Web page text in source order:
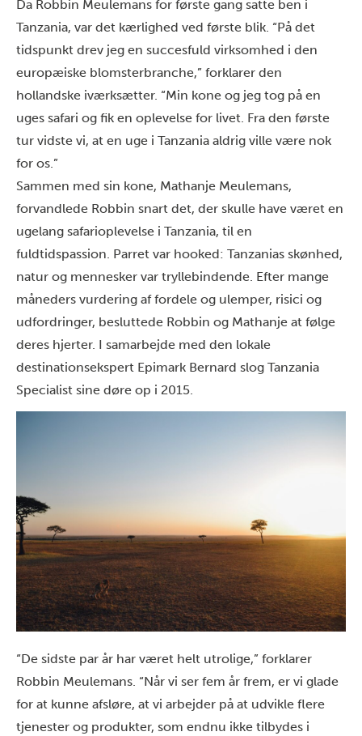
Da Robbin Meulemans for første gang satte ben i
Tanzania, var det kærlighed ved første blik. “På det
tidspunkt drev jeg en succesfuld virksomhed i den
europæiske blomsterbranche,” forklarer den
hollandske iværksætter. “Min kone og jeg tog på en
uges safari og fik en oplevelse for livet. Fra den første
tur vidste vi, at en uge i Tanzania aldrig ville være nok
for os.”
Sammen med sin kone, Mathanje Meulemans,
forvandlede Robbin snart det, der skulle have været en
ugelang safarioplevelse i Tanzania, til en
fuldtidspassion. Parret var hooked: Tanzanias skønhed,
natur og mennesker var tryllebindende. Efter mange
måneders vurdering af fordele og ulemper, risici og
udfordringer, besluttede Robbin og Mathanje at følge
deres hjerter. I samarbejde med den lokale
destinationsekspert Epimark Bernard slog Tanzania
Specialist sine døre op i 2015.
“De sidste par år har været helt utrolige,” forklarer
Robbin Meulemans. “Når vi ser fem år frem, er vi glade
for at kunne afsløre, at vi arbejder på at udvikle flere
tjenester og produkter, som endnu ikke tilbydes i